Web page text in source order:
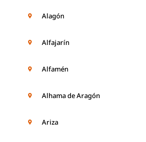
Alagón
Alfajarín
Alfamén
Alhama de Aragón
Ariza